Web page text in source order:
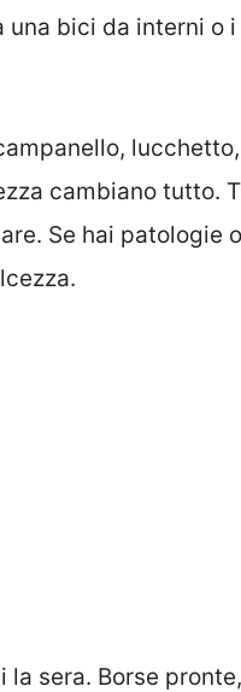
bici da interni o
cambiano tutto.
Se hai patologie
la sera. Borse